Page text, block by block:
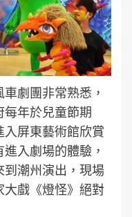
劇團非常熟悉，
年於兒童節期
屏東藝術館欣賞
入劇場的體驗，
到潮州演出，現場
大戲《燈怪》絕對